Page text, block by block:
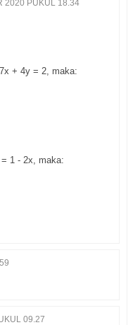
2020 PUKUL 18.34
+ 4y = 2, maka:
1 - 2x, maka:
09.27